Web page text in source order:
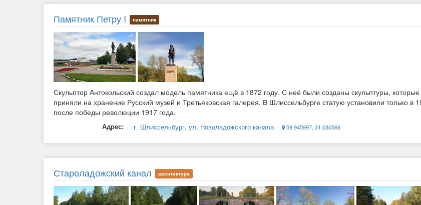
Памятник Петру I памятник
Скульптор Антокольский создал модель памятника ещё в 1872 году. С неё были созданы скульптуры,
приняли на хранение Русский музей и Третьяковская галерея. В Шлиссельбурге статую установили только
после победы революции 1917 года.
Адрес: г. Шлиссельбург, ул. Новоладожского канала 59.945997, 31.030566
Староладожский канал архитектура